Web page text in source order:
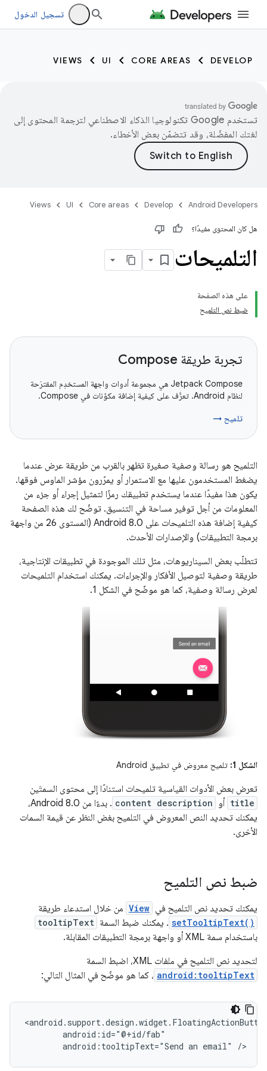
تسجيل الدخول
DEVELOP
CORE AREAS
UI
VIEWS
تستخدم Google تكنولوجيا الذكاء الاصطناعي لترجمة المحتوى إلى
لغتك المفضّلة، وقد تتضمّن بعض الأخطاء.
Android Developers
Develop
Core areas
UI
Views
هل كان المحتوى مفيدًا؟
التلميحات
على هذه الصفحة
ضبط نص التلميح
تجربة طريقة Compose
‫Jetpack Compose هي مجموعة أدوات واجهة المستخدِم المقترَحة
لنظام Android. تعرَّف على كيفية إضافة مكوّنات في Compose.
تلميح →
التلميح هو رسالة وصفية صغيرة تظهر بالقرب من طريقة عرض عندما
يضغط المستخدمون عليها مع الاستمرار أو يمرّرون مؤشر الماوس فوقها.
يكون هذا مفيدًا عندما يستخدم تطبيقك رمزًا لتمثيل إجراء أو جزء من
المعلومات من أجل توفير مساحة في التنسيق. توضّح لك هذه الصفحة
كيفية إضافة هذه التلميحات على Android 8.0 (المستوى 26 من واجهة
برمجة التطبيقات) والإصدارات الأحدث.
تتطلّب بعض السيناريوهات، مثل تلك الموجودة في تطبيقات الإنتاجية،
طريقة وصفية لتوصيل الأفكار والإجراءات. يمكنك استخدام التلميحات
لعرض رسالة وصفية، كما هو موضّح في الشكل 1.
الشكل 1: تلميح معروض في تطبيق Android
تعرض بعض الأدوات القياسية تلميحات استنادًا إلى محتوى السمتَين
title أو content description
. بدءًا من Android 8.0،
يمكنك تحديد النص المعروض في التلميح بغض النظر عن قيمة السمات
الأخرى.
ضبط نص التلميح
يمكنك تحديد نص التلميح في View من خلال استدعاء طريقة
setTooltipText() . يمكنك ضبط السمة tooltipText
باستخدام سمة XML أو واجهة برمجة التطبيقات المقابلة.
لتحديد نص التلميح في ملفات XML، اضبط السمة
android:tooltipText ، كما هو موضّح في المثال التالي:
android:tooltipText="Send an email"